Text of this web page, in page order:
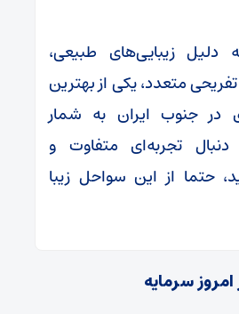
زیبایی‌های طبیعی،
متعدد، یکی از بهترین
در جنوب ایران به شمار
تجربه‌ای متفاوت و
حتما از این سواحل زیبا
سرمایه